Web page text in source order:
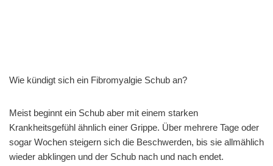
Wie kündigt sich ein Fibromyalgie Schub an?
Meist beginnt ein Schub aber mit einem starken
Krankheitsgefühl ähnlich einer Grippe. Über mehrere Tage oder
sogar Wochen steigern sich die Beschwerden, bis sie allmählich
wieder abklingen und der Schub nach und nach endet.